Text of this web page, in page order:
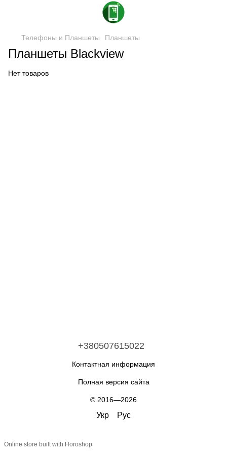
Телефоны и Планшеты Планшеты
Планшеты Blackview
Нет товаров
+380507615022
Контактная информация
Полная версия сайта
© 2016—2026
Укр Рус
Online store built with Horoshop